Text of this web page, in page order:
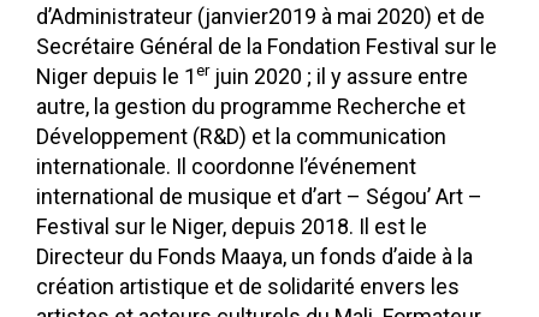
d’Administrateur (janvier2019 à mai 2020) et de
Secrétaire Général de la Fondation Festival sur le
Niger depuis le 1erjuin 2020 ; il y assure entre
autre, la gestion du programme Recherche et
Développement (R&D) et la communication
internationale. Il coordonne l’événement
international de musique et d’art – Ségou’ Art –
Festival sur le Niger, depuis 2018. Il est le
Directeur du Fonds Maaya, un fonds d’aide à la
création artistique et de solidarité envers les